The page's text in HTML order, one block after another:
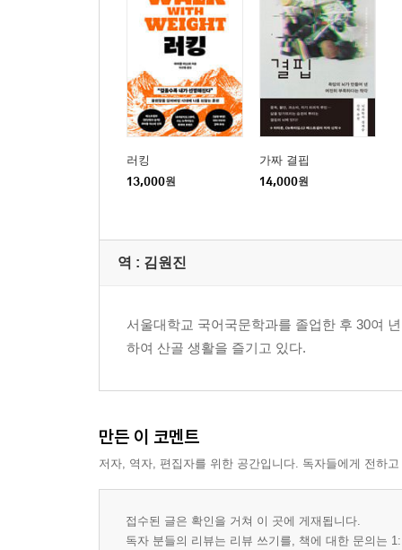
러킹
13,000원
가짜 결핍
14,000원
역 : 김원진
서울대학교 국어국문학과를 졸업한 후 30여
하여 산골 생활을 즐기고 있다.
만든 이 코멘트
저자, 역자, 편집자를 위한 공간입니다. 독자들에게 전하
접수된 글은 확인을 거쳐 이 곳에 게재됩니다.
독자 분들의 리뷰는 리뷰 쓰기를, 책에 대한 문의는